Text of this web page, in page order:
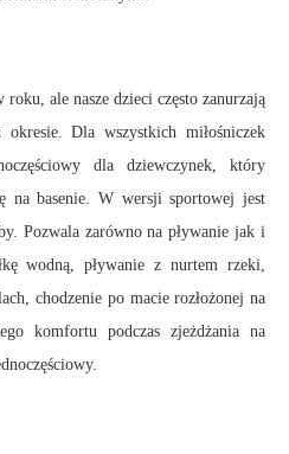
ale nasze dzieci często zanurzają
Dla wszystkich miłośniczek
dla dziewczynek, który
na basenie. W wersji sportowej jest
Pozwala zarówno na pływanie jak i
wodną, pływanie z nurtem rzeki,
chodzenie po macie rozłożonej na
komfortu podczas zjeżdżania na